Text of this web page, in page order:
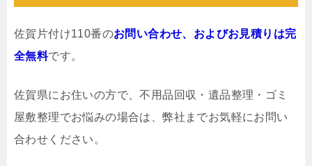
佐賀片付け110番のお問い合わせ、およびお見積りは完
全無料です。
佐賀県にお住いの方で、不用品回収・遺品整理・ゴミ
屋敷整理でお悩みの場合は、弊社までお気軽にお問い
合わせください。